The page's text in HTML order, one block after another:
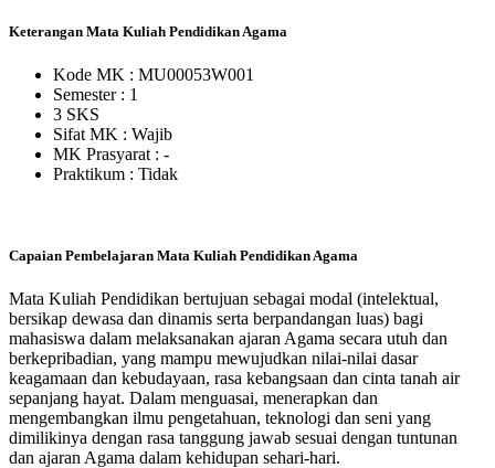
Keterangan Mata Kuliah Pendidikan Agama
Kode MK : MU00053W001
Semester : 1
3 SKS
Sifat MK : Wajib
MK Prasyarat : -
Praktikum : Tidak
Capaian Pembelajaran Mata Kuliah Pendidikan Agama
Mata Kuliah Pendidikan bertujuan sebagai modal (intelektual,
bersikap dewasa dan dinamis serta berpandangan luas) bagi
mahasiswa dalam melaksanakan ajaran Agama secara utuh dan
berkepribadian, yang mampu mewujudkan nilai-nilai dasar
keagamaan dan kebudayaan, rasa kebangsaan dan cinta tanah air
sepanjang hayat. Dalam menguasai, menerapkan dan
mengembangkan ilmu pengetahuan, teknologi dan seni yang
dimilikinya dengan rasa tanggung jawab sesuai dengan tuntunan
dan ajaran Agama dalam kehidupan sehari-hari.